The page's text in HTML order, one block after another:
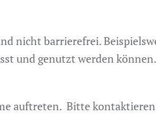
nicht barrierefrei.
und genutzt werden
auftreten. Bitte